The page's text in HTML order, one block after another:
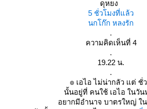
ดุหยง
5 ชั่วโมงที่แล้ว
นกโก๊ก หลงรัก
.
ความคิดเห็นที่ 4
.
19.22 น.
.
๏ เอไอ ไม่น่ากลัว แต่ ชั่
นั้นอยู่ที่ คนใช้ เอไอ ในวัน
อยากมีอำนาจ บาตรใหญ่ ใ